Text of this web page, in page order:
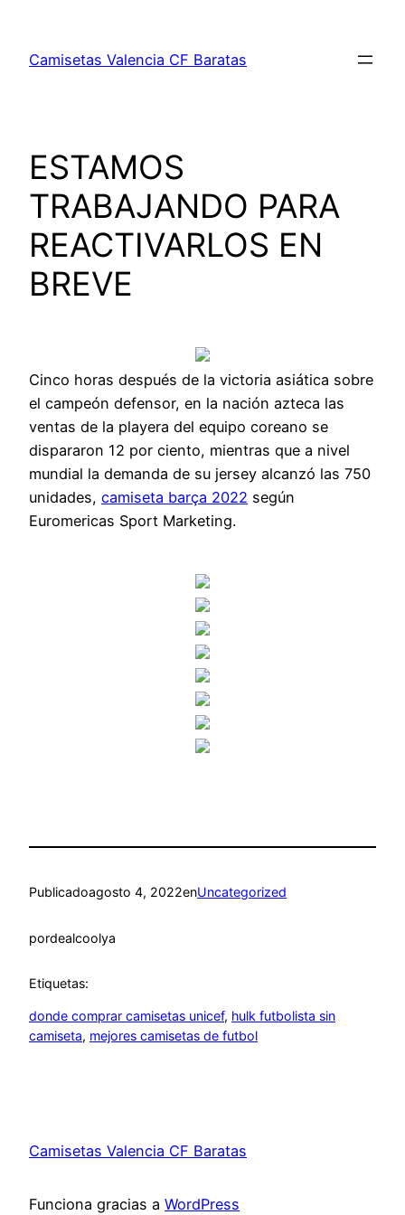
contenido
Camisetas Valencia CF Baratas
ESTAMOS
TRABAJANDO PARA
REACTIVARLOS EN
BREVE
Cinco horas después de la victoria asiática sobre
el campeón defensor, en la nación azteca las
ventas de la playera del equipo coreano se
dispararon 12 por ciento, mientras que a nivel
mundial la demanda de su jersey alcanzó las 750
unidades, camiseta barça 2022 según
Euromericas Sport Marketing.
Publicadoagosto 4, 2022enUncategorized
pordealcoolya
Etiquetas:
donde comprar camisetas unicef, hulk futbolista sin
camiseta, mejores camisetas de futbol
Camisetas Valencia CF Baratas
Funciona gracias a WordPress